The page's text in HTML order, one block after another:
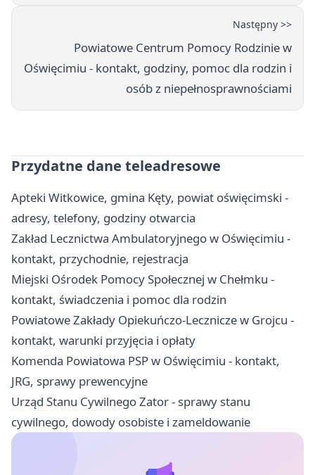
Następny >>
Powiatowe Centrum Pomocy Rodzinie w
Oświęcimiu - kontakt, godziny, pomoc dla rodzin i
osób z niepełnosprawnościami
Przydatne dane teleadresowe
Apteki Witkowice, gmina Kęty, powiat oświęcimski -
adresy, telefony, godziny otwarcia
Zakład Lecznictwa Ambulatoryjnego w Oświęcimiu -
kontakt, przychodnie, rejestracja
Miejski Ośrodek Pomocy Społecznej w Chełmku -
kontakt, świadczenia i pomoc dla rodzin
Powiatowe Zakłady Opiekuńczo-Lecznicze w Grojcu -
kontakt, warunki przyjęcia i opłaty
Komenda Powiatowa PSP w Oświęcimiu - kontakt,
JRG, sprawy prewencyjne
Urząd Stanu Cywilnego Zator - sprawy stanu
cywilnego, dowody osobiste i zameldowanie